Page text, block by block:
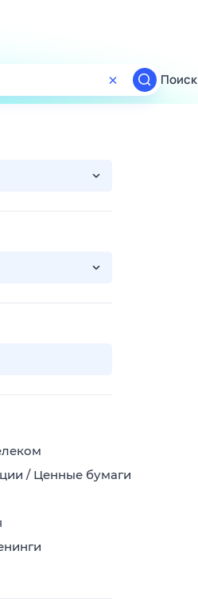
Поиск
/ Ценные бумаги